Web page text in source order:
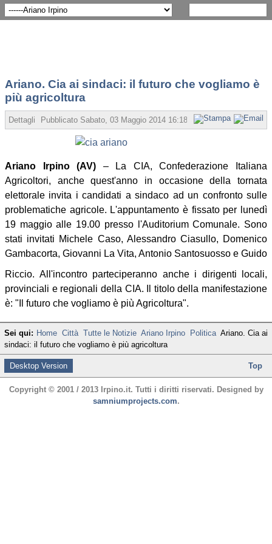
Ariano. Cia ai sindaci: il futuro che vogliamo è
più agricoltura
Dettagli Pubblicato Sabato, 03 Maggio 2014 16:18 Scritto da Redazione
Ariano Irpino (AV) – La CIA, Confederazione Italiana
Agricoltori, anche quest'anno in occasione della tornata
elettorale invita i candidati a sindaco ad un confronto sulle
problematiche agricole. L'appuntamento è fissato per lunedì
19 maggio alle 19.00 presso l'Auditorium Comunale. Sono
stati invitati Michele Caso, Alessandro Ciasullo, Domenico
Gambacorta, Giovanni La Vita, Antonio Santosuosso e Guido
Riccio. All'incontro parteciperanno anche i dirigenti locali,
provinciali e regionali della CIA. Il titolo della manifestazione
è: "Il futuro che vogliamo è più Agricoltura".
Sei qui: Home Città Tutte le Notizie Ariano Irpino Politica Ariano. Cia ai
sindaci: il futuro che vogliamo è più agricoltura
Desktop Version Top
Copyright © 2001 / 2013 Irpino.it. Tutti i diritti riservati. Designed by
samniumprojects.com.